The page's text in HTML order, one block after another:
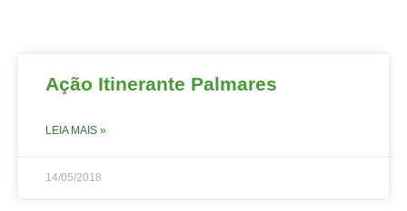
Ação Itinerante Palmares
LEIA MAIS »
14/05/2018